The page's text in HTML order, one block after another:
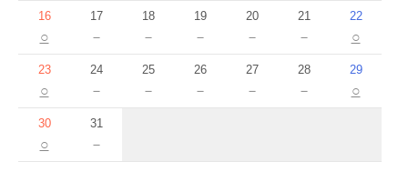
16
○
17
－
18
－
19
－
20
－
21
－
22
○
23
○
24
－
25
－
26
－
27
－
28
－
29
○
30
○
31
－